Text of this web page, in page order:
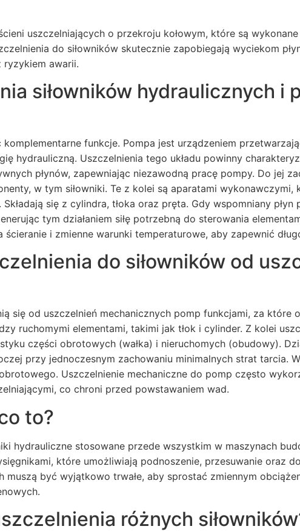
uszczelniających o przekroju kołowym, które są
do siłowników skutecznie zapobiegają wyciekom
ryzykiem awarii.
siłowników hydraulicznych i
komplementarne funkcje. Pompa jest urządzeniem
hydrauliczną. Uszczelnienia tego układu powinny
płynów, zapewniając niezawodną pracę pompy. Do jej
w tym siłowniki. Te z kolei są aparatami wykonawczymi,
się z cylindra, tłoka oraz pręta. Gdy wspomniany
tym działaniem siłę potrzebną do sterowania
i zmienne warunki temperaturowe, aby zapewnić
do siłowników od
się od uszczelnień mechanicznych pomp funkcjami, za które
ruchomymi elementami, takimi jak tłok i cylinder. Z kolei
części obrotowych (wałka) i nieruchomych (obudowy).
przy jednoczesnym zachowaniu minimalnych strat tarcia.
Uszczelnienie mechaniczne do pomp często
co chroni przed powstawaniem wad.
to?
hydrauliczne stosowane przede wszystkim w maszynach
które umożliwiają podnoszenie, przesuwanie oraz
muszą być wyjątkowo trwałe, aby sprostać zmiennym
różnych